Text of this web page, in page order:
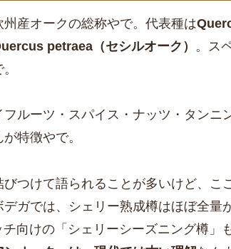
州産オークの総称やで。代表種は
petraea（セシルオーク） 。ス
ルーツ・スパイス・ナッツ・タンニ
特徴やで。
つけて語られることが多いけど、こ
ガでは、シェリー熟成樽はほぼ全量
チ向けの「シェリーシーズニング樽」